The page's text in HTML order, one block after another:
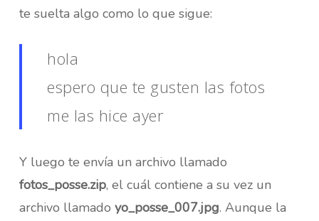
te suelta algo como lo que sigue:
hola
espero que te gusten las fotos
me las hice ayer
Y luego te envía un archivo llamado
fotos_posse.zip, el cuál contiene a su vez un
archivo llamado yo_posse_007.jpg. Aunque la